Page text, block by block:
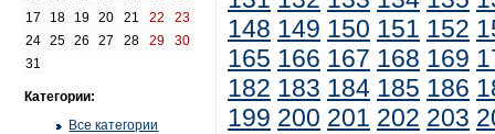
17
18 19 20 21 22
23
24
25 26 27 28 29
30
31
Категории:
Все категории
148 149 150 151 152
165 166 167 168 169
182 183 184 185 186
199 200 201 202 203